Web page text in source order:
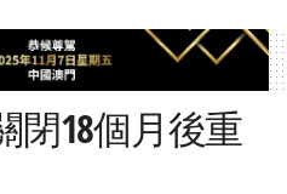
閉18個月後重